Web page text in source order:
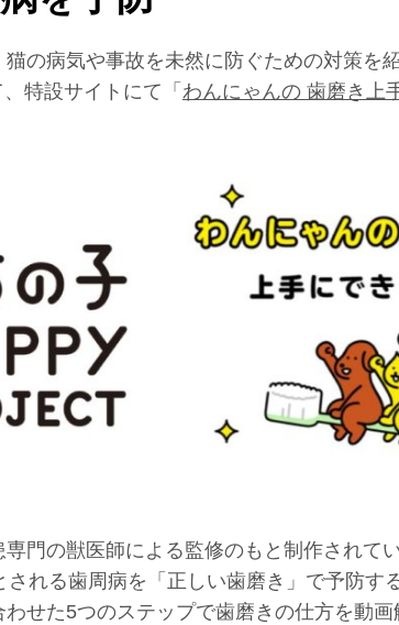
猫の病気や事故を未然に防ぐための対策を
特設サイトにて「 わんにゃんの 歯磨き上
門の獣医師による監修のもと制作されて
れる歯周病を「正しい歯磨き」で予防す
せた5つのステップで歯磨きの仕方を動画